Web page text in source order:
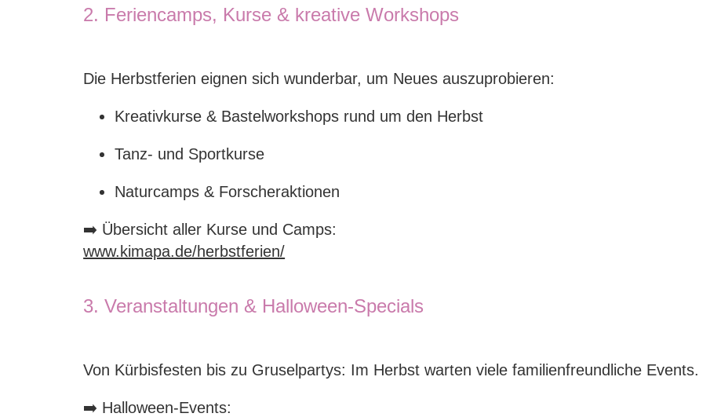
2. Feriencamps, Kurse & kreative Workshops
Die Herbstferien eignen sich wunderbar, um Neues auszuprobieren:
Kreativkurse & Bastelworkshops rund um den Herbst
Tanz- und Sportkurse
Naturcamps & Forscheraktionen
➡️ Übersicht aller Kurse und Camps:
www.kimapa.de/herbstferien/
3. Veranstaltungen & Halloween-Specials
Von Kürbisfesten bis zu Gruselpartys: Im Herbst warten viele familienfreundliche Events.
➡️ Halloween-Events: